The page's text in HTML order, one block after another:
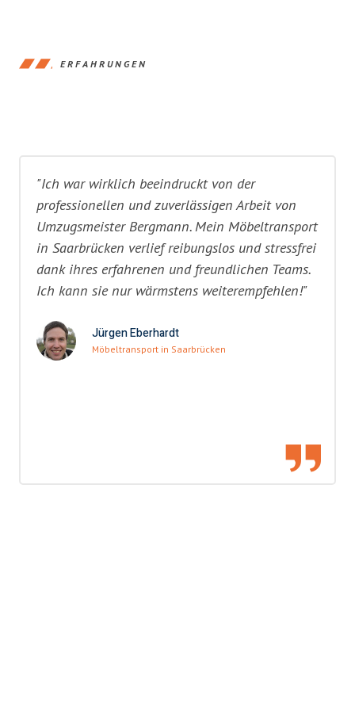
ERFAHRUNGEN
"Ich war wirklich beeindruckt von der
professionellen und zuverlässigen Arbeit von
Umzugsmeister Bergmann. Mein Möbeltransport
in Saarbrücken verlief reibungslos und stressfrei
dank ihres erfahrenen und freundlichen Teams.
Ich kann sie nur wärmstens weiterempfehlen!"
Jürgen Eberhardt
Möbeltransport in Saarbrücken